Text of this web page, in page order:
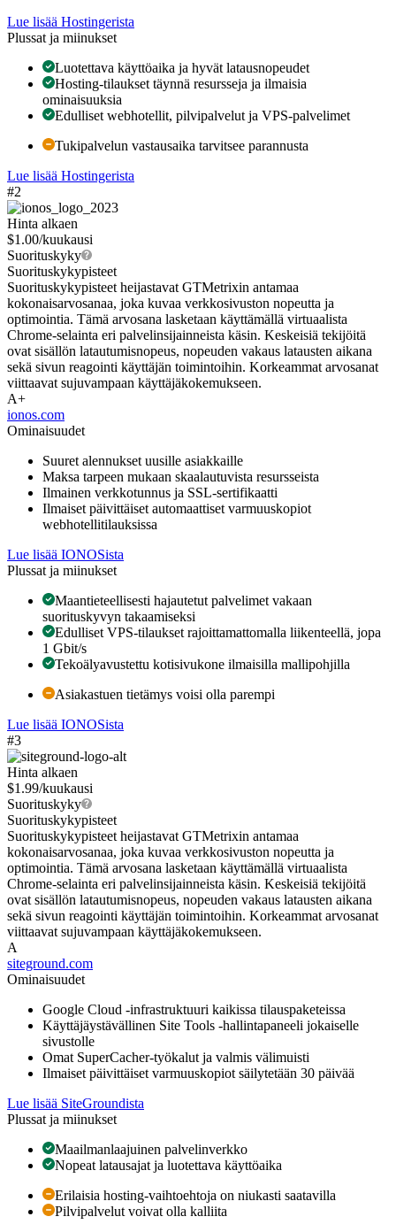
Lue lisää Hostingerista
Plussat ja miinukset
Luotettava käyttöaika ja hyvät latausnopeudet
Hosting-tilaukset täynnä resursseja ja ilmaisia
ominaisuuksia
Edulliset webhotellit, pilvipalvelut ja VPS-palvelimet
Tukipalvelun vastausaika tarvitsee parannusta
Lue lisää Hostingerista
#2
Hinta alkaen
$1.00/kuukausi
Suorituskyky
Suorituskykypisteet
Suorituskykypisteet heijastavat GTMetrixin antamaa
kokonaisarvosanaa, joka kuvaa verkkosivuston nopeutta ja
optimointia. Tämä arvosana lasketaan käyttämällä virtuaalista
Chrome-selainta eri palvelinsijainneista käsin. Keskeisiä tekijöitä
ovat sisällön latautumisnopeus, nopeuden vakaus latausten aikana
sekä sivun reagointi käyttäjän toimintoihin. Korkeammat arvosanat
viittaavat sujuvampaan käyttäjäkokemukseen.
A+
ionos.com
Ominaisuudet
Suuret alennukset uusille asiakkaille
Maksa tarpeen mukaan skaalautuvista resursseista
Ilmainen verkkotunnus ja SSL-sertifikaatti
Ilmaiset päivittäiset automaattiset varmuuskopiot
webhotellitilauksissa
Lue lisää IONOSista
Plussat ja miinukset
Maantieteellisesti hajautetut palvelimet vakaan
suorituskyvyn takaamiseksi
Edulliset VPS-tilaukset rajoittamattomalla liikenteellä, jopa
1 Gbit/s
Tekoälyavustettu kotisivukone ilmaisilla mallipohjilla
Asiakastuen tietämys voisi olla parempi
Lue lisää IONOSista
#3
Hinta alkaen
$1.99/kuukausi
Suorituskyky
Suorituskykypisteet
Suorituskykypisteet heijastavat GTMetrixin antamaa
kokonaisarvosanaa, joka kuvaa verkkosivuston nopeutta ja
optimointia. Tämä arvosana lasketaan käyttämällä virtuaalista
Chrome-selainta eri palvelinsijainneista käsin. Keskeisiä tekijöitä
ovat sisällön latautumisnopeus, nopeuden vakaus latausten aikana
sekä sivun reagointi käyttäjän toimintoihin. Korkeammat arvosanat
viittaavat sujuvampaan käyttäjäkokemukseen.
A
siteground.com
Ominaisuudet
Google Cloud -infrastruktuuri kaikissa tilauspaketeissa
Käyttäjäystävällinen Site Tools -hallintapaneeli jokaiselle
sivustolle
Omat SuperCacher-työkalut ja valmis välimuisti
Ilmaiset päivittäiset varmuuskopiot säilytetään 30 päivää
Lue lisää SiteGroundista
Plussat ja miinukset
Maailmanlaajuinen palvelinverkko
Nopeat latausajat ja luotettava käyttöaika
Erilaisia hosting-vaihtoehtoja on niukasti saatavilla
Pilvipalvelut voivat olla kalliita